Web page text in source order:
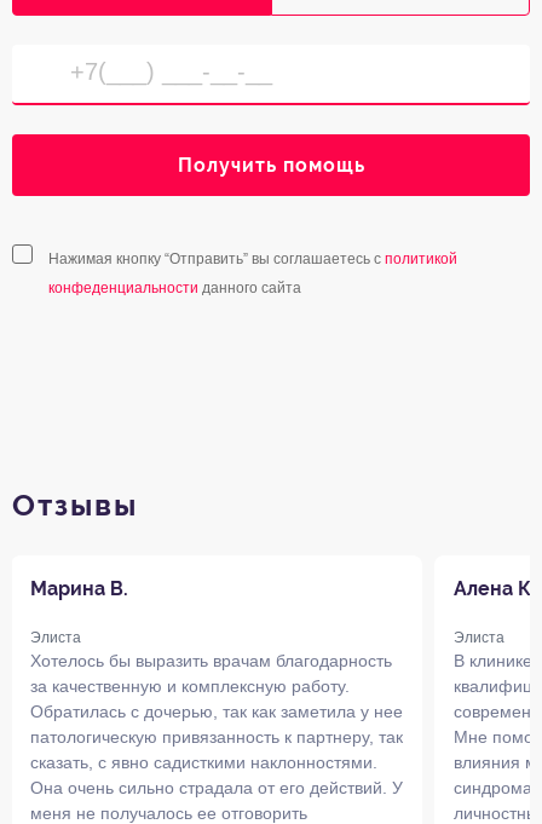
Получить помощь
Нажимая кнопку “Отправить” вы соглашаетесь с политикой
конфеденциальности данного сайта
Отзывы
Марина В.
Элиста
Хотелось бы выразить врачам благодарность
за качественную и комплексную работу.
Обратилась с дочерью, так как заметила у нее
патологическую привязанность к партнеру, так
сказать, с явно садисткими наклонностями.
Она очень сильно страдала от его действий. У
меня не получалось ее отговорить
Алена К.
Элиста
В клинике
Мне
влияния
синдрома